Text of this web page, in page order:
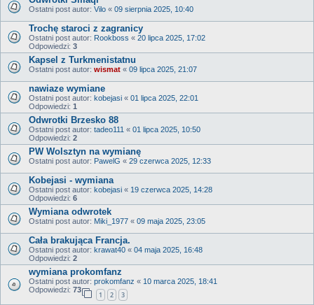
Ostatni post autor: Vilo « 09 sierpnia 2025, 10:40
Trochę staroci z zagranicy
Ostatni post autor: Rookboss « 20 lipca 2025, 17:02
Odpowiedzi: 3
Kapsel z Turkmenistatnu
Ostatni post autor: wismat « 09 lipca 2025, 21:07
nawiaze wymiane
Ostatni post autor: kobejasi « 01 lipca 2025, 22:01
Odpowiedzi: 1
Odwrotki Brzesko 88
Ostatni post autor: tadeo111 « 01 lipca 2025, 10:50
Odpowiedzi: 2
PW Wolsztyn na wymianę
Ostatni post autor: PawelG « 29 czerwca 2025, 12:33
Kobejasi - wymiana
Ostatni post autor: kobejasi « 19 czerwca 2025, 14:28
Odpowiedzi: 6
Wymiana odwrotek
Ostatni post autor: Miki_1977 « 09 maja 2025, 23:05
Cała brakująca Francja.
Ostatni post autor: krawat40 « 04 maja 2025, 16:48
Odpowiedzi: 2
wymiana prokomfanz
Ostatni post autor: prokomfanz « 10 marca 2025, 18:41
Odpowiedzi: 73
1 2 3